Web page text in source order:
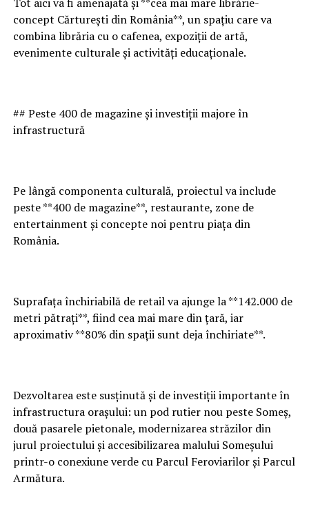
concept Cărturești din România**, un spațiu care va
combina librăria cu o cafenea, expoziții de artă,
evenimente culturale și activități educaționale.
## Peste 400 de magazine și investiții majore în
infrastructură
Pe lângă componenta culturală, proiectul va include
peste **400 de magazine**, restaurante, zone de
entertainment și concepte noi pentru piața din
România.
Suprafața închiriabilă de retail va ajunge la **142.000 de
metri pătrați**, fiind cea mai mare din țară, iar
aproximativ **80% din spații sunt deja închiriate**.
Dezvoltarea este susținută și de investiții importante în
infrastructura orașului: un pod rutier nou peste Someș,
două pasarele pietonale, modernizarea străzilor din
jurul proiectului și accesibilizarea malului Someșului
printr-o conexiune verde cu Parcul Feroviarilor și Parcul
Armătura.